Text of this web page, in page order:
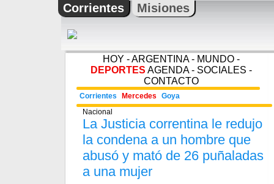
Corrientes Misiones
HOY -ARGENTINA- MUNDO -
DEPORTES AGENDA- SOCIALES -
CONTACTO
Corrientes Mercedes
Goya
Nacional
La Justicia correntina le redujo
la condena a un hombre que
abusó y mató de 26 puñaladas
a una mujer